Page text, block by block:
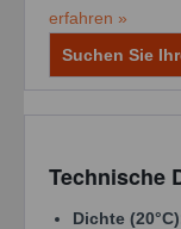
erfahren »
Suchen Sie
Technische
Dichte